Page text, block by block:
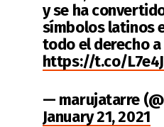
y se ha
símbolos latinos
todo el derecho a
https://t.co/
— marujatarre
January 21, 2021